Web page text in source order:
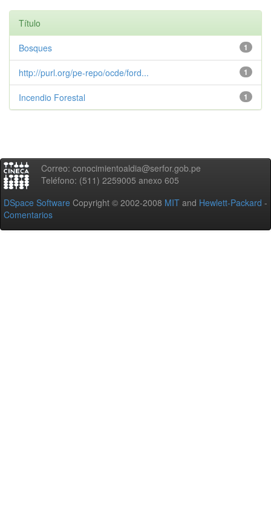
Título
1
Bosques
1
http://purl.org/pe-repo/ocde/ford...
1
Incendio Forestal
Correo: conocimientoaldia@serfor.gob.pe
Teléfono: (511) 2259005 anexo 605
DSpace Software Copyright © 2002-2008 MIT and Hewlett-Packard -
Comentarios